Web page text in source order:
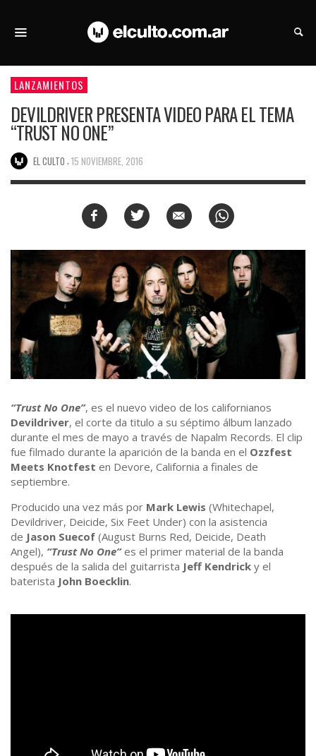
LANZAMIENTOS
DEVILDRIVER PRESENTA VIDEO PARA EL TEMA
“TRUST NO ONE”
EL CULTO 15 NOVIEMBRE, 2016
“Trust No One”, es el nuevo video de los californianos
Devildriver, el corte da titulo a su séptimo álbum lanzado
durante el mes de mayo a través de Napalm Records. El clip
fue filmado durante la aparición de la banda en el Ozzfest
Meets Knotfest en Devore, California a finales de
septiembre.
Producido una vez más por Mark Lewis (Whitechapel,
Devildriver, Deicide, Six Feet Under) con la asistencia
de Jason Suecof (August Burns Red, Deicide, Death
Angel), “Trust No One”es el primer material de la banda
después de la salida del guitarrista Jeff Kendrick y el
baterista John Boecklin.